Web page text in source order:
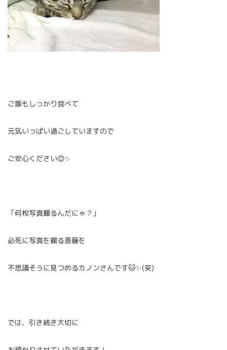
ご飯もしっかり食べて
元気いっぱい過ごしていますので
ご安心ください😊✨
「何枚写真撮るんだにゃ？」
必死に写真を撮る斎藤を
不思議そうに見つめるカノンさんです🐱✨(笑)
では、引き続き大切に